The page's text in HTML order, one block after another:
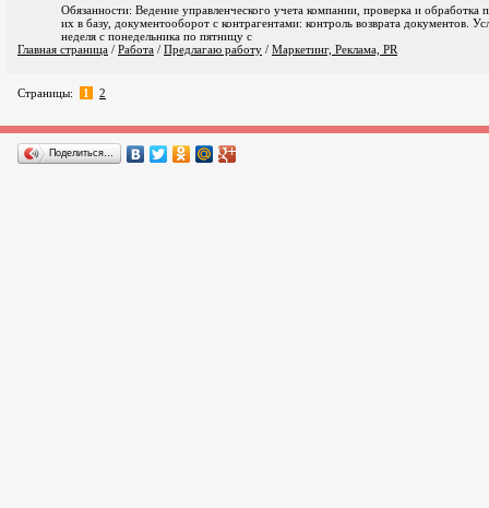
Обязанности: Ведение управленческого учета компании, проверка и обработка
их в базу, документооборот с контрагентами: контроль возврата документов.
неделя с понедельника по пятницу с
Главная страница / Работа / Предлагаю работу / Маркетинг, Реклама, PR
Страницы: 1 2
Поделиться…